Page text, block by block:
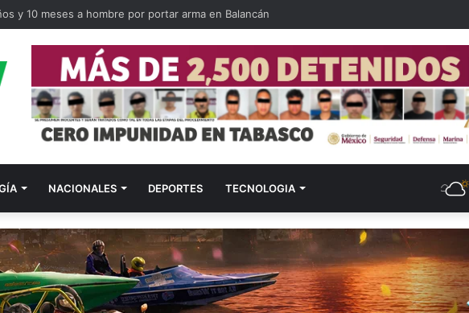
como primeros respondientes en Tabasco
NACIONALES DEPORTES TECNOLOGIA